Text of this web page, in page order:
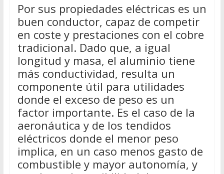
Por sus propiedades eléctricas es un
buen conductor, capaz de competir
en coste y prestaciones con el cobre
tradicional. Dado que, a igual
longitud y masa, el aluminio tiene
más conductividad, resulta un
componente útil para utilidades
donde el exceso de peso es un
factor importante. Es el caso de la
aeronáutica y de los tendidos
eléctricos donde el menor peso
implica, en un caso menos gasto de
combustible y mayor autonomía, y